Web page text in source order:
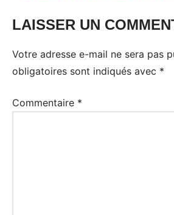
LAISSER UN
Votre adresse e-mail ne sera pas
obligatoires sont indiqués avec *
Commentaire *